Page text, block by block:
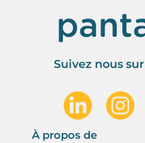
Suivez nous sur
À propos de